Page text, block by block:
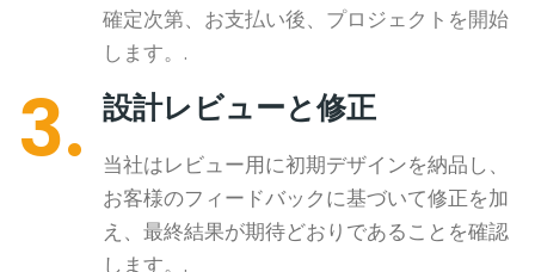
確定次第、お支払い後、プロジェクトを開始
します。.
3. 設計レビューと修正
当社はレビュー用に初期デザインを納品し、
お客様のフィードバックに基づいて修正を加
え、最終結果が期待どおりであることを確認
します。.